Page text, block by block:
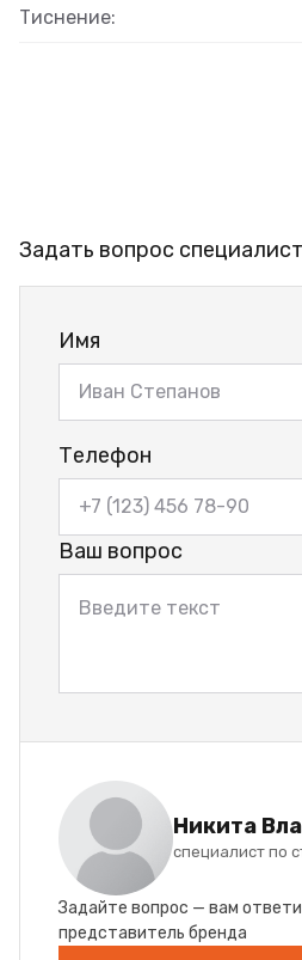
Тиснение:
Задать вопрос
Имя
Телефон
Ваш вопрос
Никита
специалист по
Задайте вопрос — вам
представитель бренда